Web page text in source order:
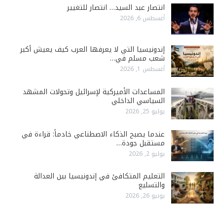
انتصار عبد السيد… انتصار للتغيير
أغسطس 6, 2026
إندونيسيا التي لا يعرفها العرب كيف يعيش أكبر
شعب مسلم في…
أغسطس 1, 2026
المساعدات الأميركية لإسرائيل وتحولات المشهد
السياسي الداخلي
يوليو 25, 2026
عندما يصبح الذكاء الاصطناعي خادماً: قراءة في
مستقبل جودة…
يوليو 2, 2026
التعليم المتكافئ في إندونيسيا بين العدالة
والتسليع
يونيو 26, 2026